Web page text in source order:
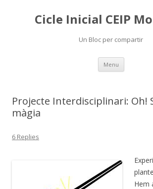
Cicle Inicial CEIP
Un Bloc per compartir
Menu Skip
content
Projecte Interdisciplinari: Oh!
màgia
6 Replies
Hem